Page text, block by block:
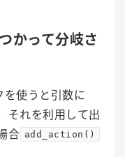
かって分岐さ
を使うと引数に
それを利用して出
合 add_action()